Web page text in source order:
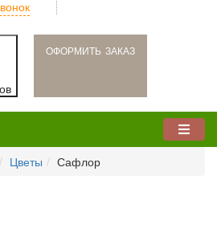
oформить заказ
Цветы Сафлор